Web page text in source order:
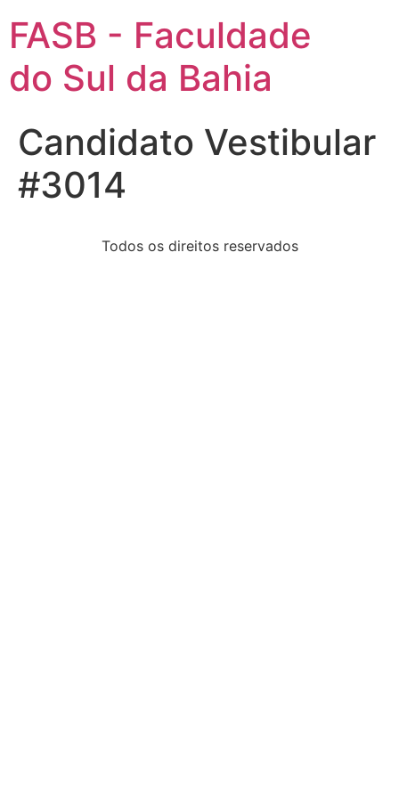
FASB - Faculdade
do Sul da Bahia
Candidato Vestibular
#3014
Todos os direitos reservados